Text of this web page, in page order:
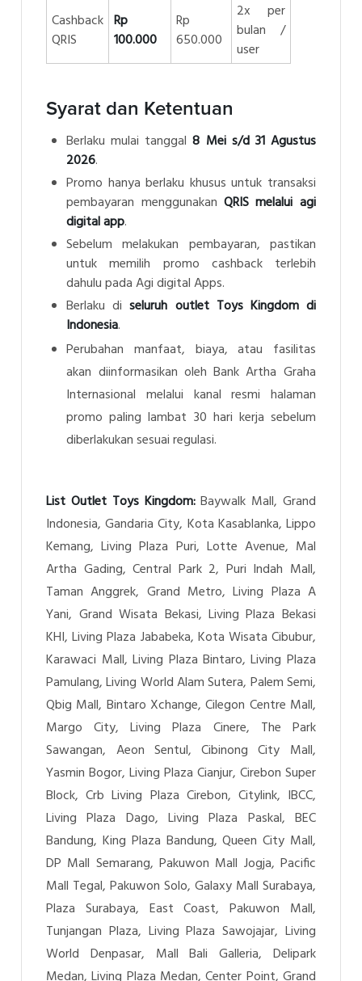
Cashback
QRIS
Rp
100.000
Rp
650.000
2x per
bulan /
user
Syarat dan Ketentuan
Berlaku mulai tanggal8 Mei s/d 31 Agustus
2026.
Promo hanya berlaku khusus untuk transaksi
pembayaran menggunakan QRIS melalui agi
digital app.
Sebelum melakukan pembayaran, pastikan
untuk memilih promo cashback terlebih
dahulu pada Agi digital Apps.
Berlaku diseluruh outlet Toys Kingdom di
Indonesia.
Perubahan manfaat, biaya, atau fasilitas
akan diinformasikan oleh Bank Artha Graha
Internasional melalui kanal resmi halaman
promo paling lambat 30 hari kerja sebelum
diberlakukan sesuai regulasi.
List Outlet Toys Kingdom:Baywalk Mall, Grand
Indonesia, Gandaria City, Kota Kasablanka, Lippo
Kemang, Living Plaza Puri, Lotte Avenue, Mal
Artha Gading, Central Park 2, Puri Indah Mall,
Taman Anggrek, Grand Metro, Living Plaza A
Yani, Grand Wisata Bekasi, Living Plaza Bekasi
KHI, Living Plaza Jababeka, Kota Wisata Cibubur,
Karawaci Mall, Living Plaza Bintaro, Living Plaza
Pamulang, Living World Alam Sutera, Palem Semi,
Qbig Mall, Bintaro Xchange, Cilegon Centre Mall,
Margo City, Living Plaza Cinere, The Park
Sawangan, Aeon Sentul, Cibinong City Mall,
Yasmin Bogor, Living Plaza Cianjur, Cirebon Super
Block, Crb Living Plaza Cirebon, Citylink, IBCC,
Living Plaza Dago, Living Plaza Paskal, BEC
Bandung, King Plaza Bandung, Queen City Mall,
DP Mall Semarang, Pakuwon Mall Jogja, Pacific
Mall Tegal, Pakuwon Solo, Galaxy Mall Surabaya,
Plaza Surabaya, East Coast, Pakuwon Mall,
Tunjangan Plaza, Living Plaza Sawojajar, Living
World Denpasar, Mall Bali Galleria, Delipark